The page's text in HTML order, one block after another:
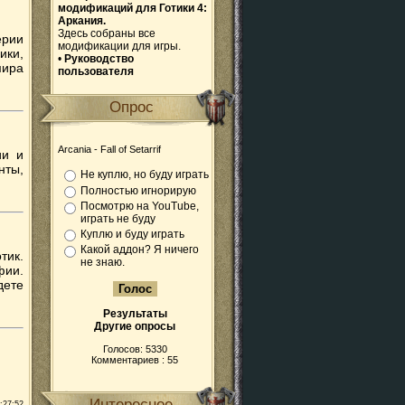
и
модификаций для Готики 4:
Аркания.
Здесь собраны все
модификации для игры.
• Руководство
пользователя
Опрос
Arcania - Fall of Setarrif
Не куплю, но буду играть
Полностью игнорирую
Посмотрю на YouTube,
играть не буду
Куплю и буду играть
Какой аддон? Я ничего
не знаю.
Результаты
Другие опросы
Голосов: 5330
Комментариев : 55